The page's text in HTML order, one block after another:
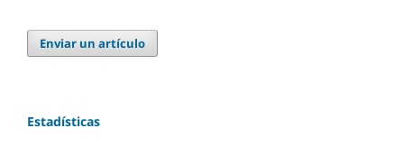
Enviar un artículo
Estadísticas